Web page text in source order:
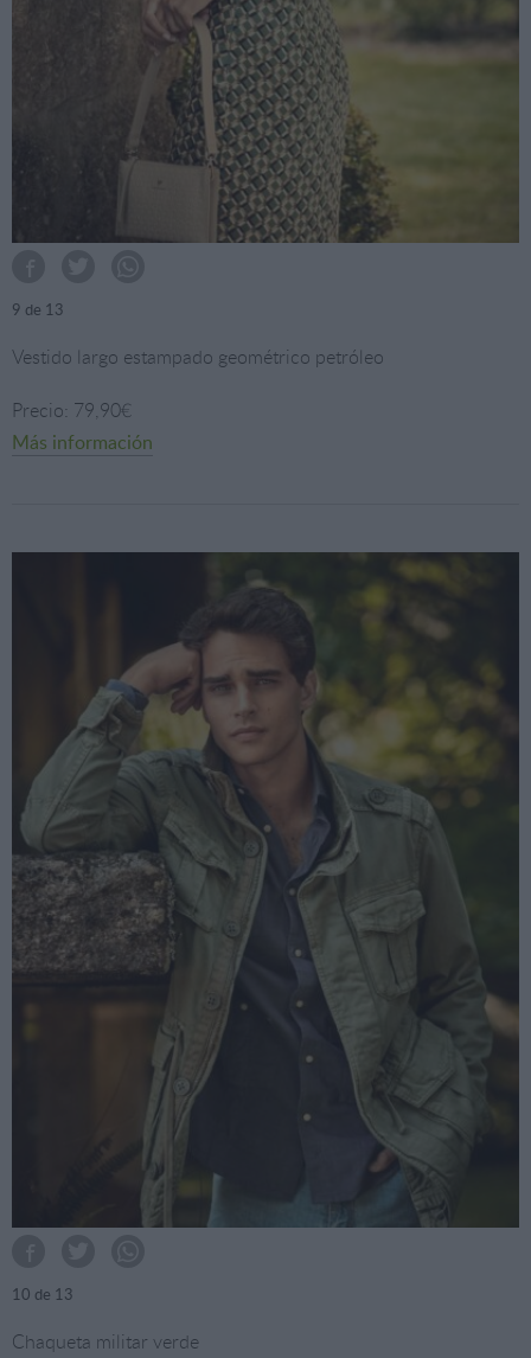
9 de 13
Vestido largo estampado geométrico petróleo
Precio: 79,90€
Más información
10 de 13
Chaqueta militar verde